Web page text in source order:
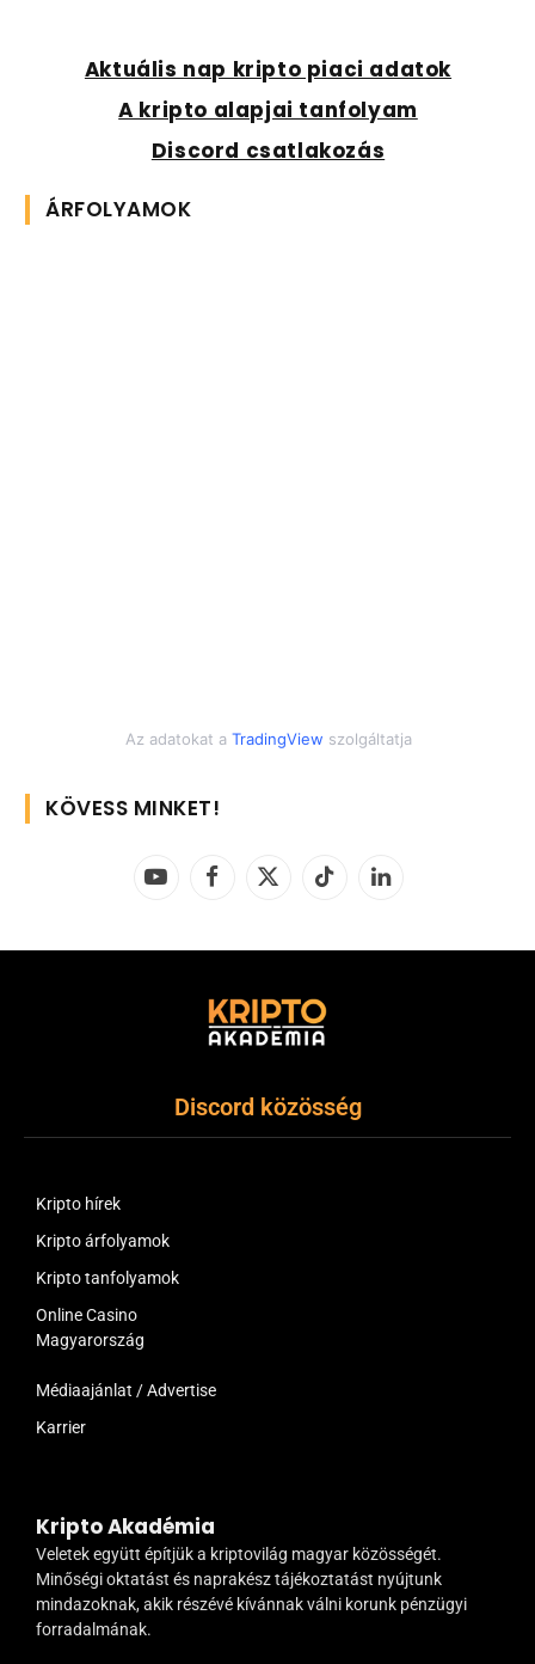
Aktuális nap kripto piaci adatok
A kripto alapjai tanfolyam
Discord csatlakozás
ÁRFOLYAMOK
Az adatokat a TradingView szolgáltatja
KÖVESS MINKET!
YouTubeFacebook
X
TikTok LinkedIn
Discord közösség
Kripto hírek
Kripto árfolyamok
Kripto tanfolyamok
Online Casino
Magyarország
Médiaajánlat / Advertise
Karrier
Kripto Akadémia
Veletek együtt építjük a kriptovilág magyar közösségét.
Minőségi oktatást és naprakész tájékoztatást nyújtunk
mindazoknak, akik részévé kívánnak válni korunk pénzügyi
forradalmának.